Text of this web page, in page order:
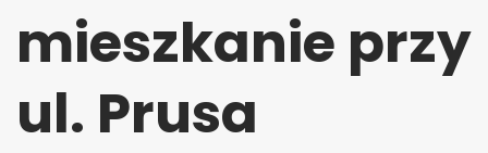
mieszkanie przy
ul. Prusa